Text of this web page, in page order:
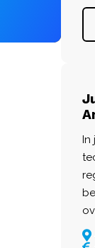
In